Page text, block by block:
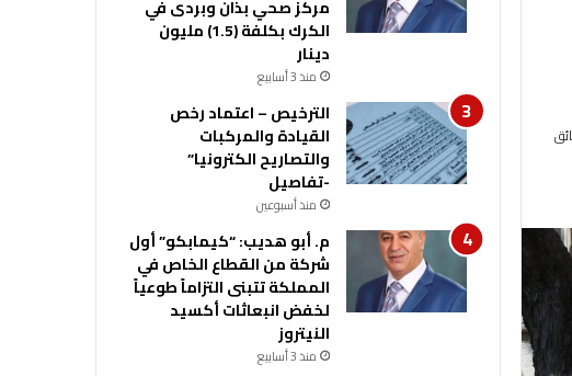
مركز صحي بذان وبردى في
الكرك بكلفة (1.5) مليون
دينار
منذ 3 أسابيع
الترخيص – اعتماد رخص
القيادة والمركبات
والتصاريح الكترونيا”
-تفاصيل
منذ أسبوعين
م. أبو هديب: “كيمابكو” أول
شركة من القطاع الخاص في
المملكة تتبنى التزاماً طوعياً
لخفض انبعاثات أكسيد
النيتروز
منذ 3 أسابيع